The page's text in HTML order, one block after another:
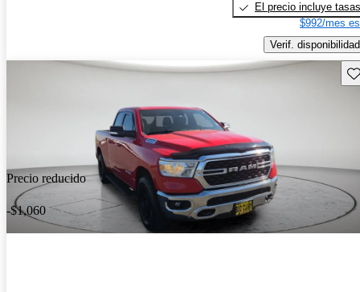
El precio incluye tasas
$992/mes
Verif. disponibilidad
Precio reducido
-$1,060